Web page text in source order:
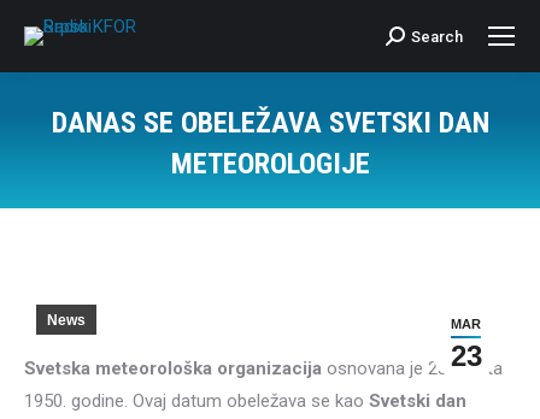
Search:
Search
DANAS SE OBELEŽAVA SVETSKI DAN
METEOROLOGIJE
MAR
23
News
Svetska meteorološka organizacija osnovana je 23. marta
1950. godine. Ovaj datum obeležava se kao Svetski dan